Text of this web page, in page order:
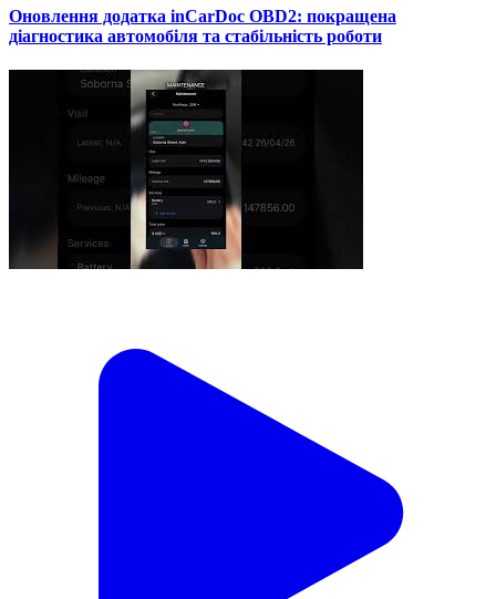
Оновлення додатка inCarDoc OBD2: покращена
діагностика автомобіля та стабільність роботи